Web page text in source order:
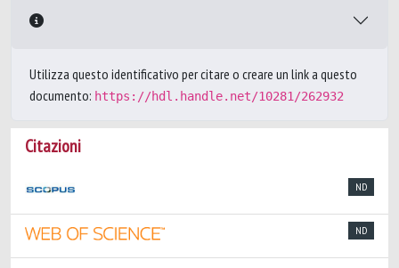
Utilizza questo identificativo per citare o creare un link a questo
documento: https://hdl.handle.net/10281/262932
Citazioni
ND
ND